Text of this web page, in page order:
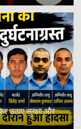
उठाए सुरक्षा और